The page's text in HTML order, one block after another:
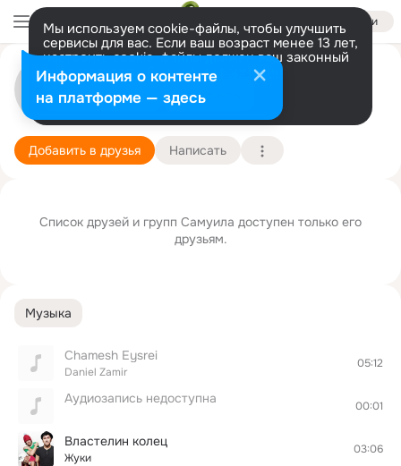
Войти
Мы используем cookie-файлы, чтобы улучшить
сервисы для вас. Если ваш возраст менее 13 лет,
настроить cookie-файлы должен ваш законный
представитель. Больше информации
Разрешить все Настроить
Самуил Фамилийо
гонолулу 1 января Подробнее
Добавить в друзья Написать
Музыка
Chamesh Eysrei
Daniel Zamir
05:12
Аудиозапись недоступна 00:01
Властелин колец
Жуки
03:06
Список друзей и групп Самуила доступен только его
друзьям.
Информация о контенте
на платформе — здесь